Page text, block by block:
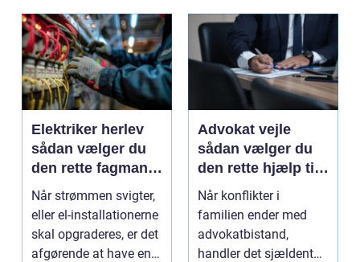
Elektriker herlev
sådan vælger du
den rette fagmand
til dine el-opgaver
Når strømmen svigter,
eller el-installationerne
skal opgraderes, er det
afgørende at have en
Advokat vejle
sådan vælger du
den rette hjælp til
familieretten
Når konflikter i
familien ender med
advokatbistand,
handler det sjældent